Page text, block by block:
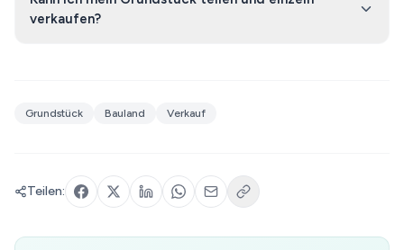
verkaufen?
Grundstück Bauland Verkauf
Teilen: